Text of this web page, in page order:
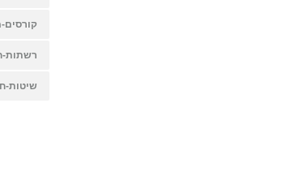
קורסים-
רשתות-
שיטות-